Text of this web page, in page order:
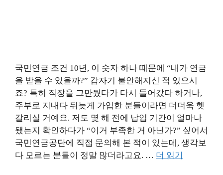
국민연금 조건 10년, 이 숫자 하나 때문에 “내가 연금
을 받을 수 있을까?” 갑자기 불안해지신 적 있으시
죠? 특히 직장을 그만뒀다가 다시 들어갔다 하거나,
주부로 지내다 뒤늦게 가입한 분들이라면 더더욱 헷
갈리실 거예요. 저도 몇 해 전에 납입 기간이 얼마나
됐는지 확인하다가 “이거 부족한 거 아닌가?” 싶어서
국민연금공단에 직접 문의해 본 적이 있는데, 생각보
다 모르는 분들이 정말 많더라고요. … 더 읽기